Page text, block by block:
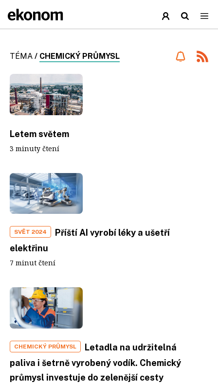
TÉMA / CHEMICKÝ PRŮMYSL
Letem světem
3 minuty čtení
SVĚT 2024
Příští AI vyrobí léky a ušetří
elektřinu
7 minut čtení
CHEMICKÝ PRŮMYSL
Letadla na udržitelná
paliva i šetrně vyrobený vodík. Chemický
průmysl investuje do zelenější cesty